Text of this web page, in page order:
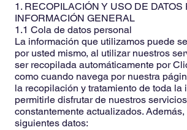
1. RECOPILACIÓN Y USO DE
INFORMACIÓN GENERAL
1.1 Cola de datos personal
La información que utilizamos puede
por usted mismo, al utilizar nuestros
ser recopilada automáticamente por
como cuando navega por nuestra
la recopilación y tratamiento de toda la
permitirle disfrutar de nuestros
constantemente actualizados.
siguientes datos: